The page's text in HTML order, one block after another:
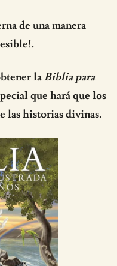
de una manera
laBiblia para
que hará que los
las historias divinas.